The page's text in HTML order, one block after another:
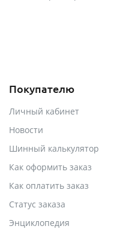
Покупателю
Личный кабинет
Новости
Шинный калькулятор
Как оформить заказ
Как оплатить заказ
Статус заказа
Энциклопедия